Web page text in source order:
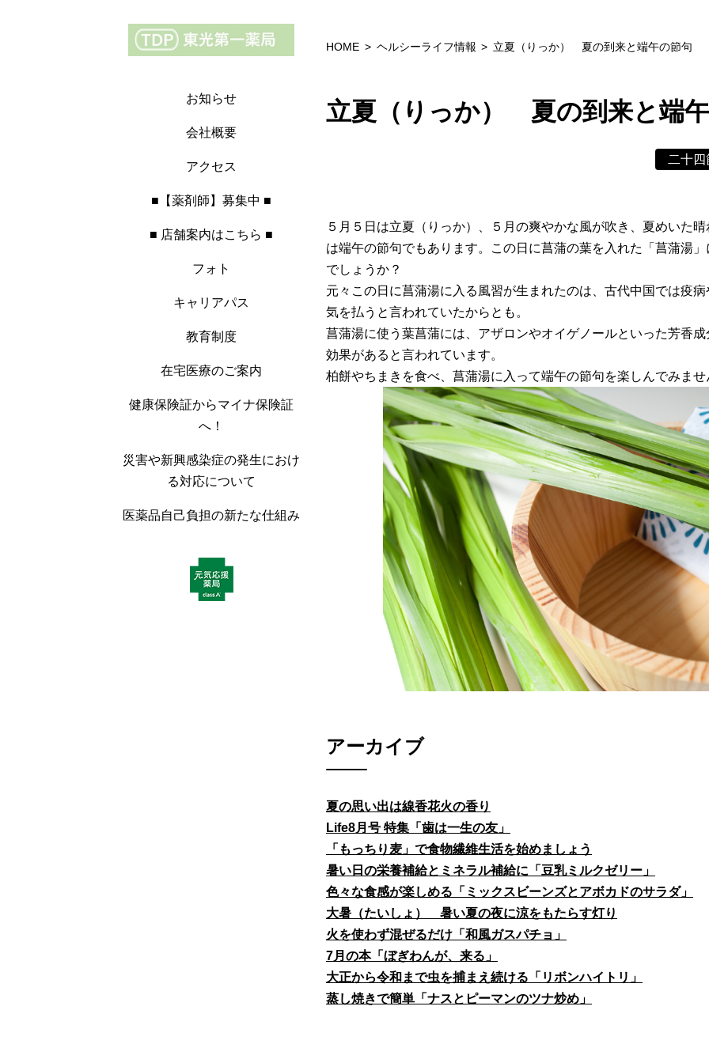
お知らせ
会社概要
アクセス
■【薬剤師】募集中 ■
■ 店舗案内はこちら ■
フォト
キャリアパス
教育制度
在宅医療のご案内
健康保険証からマイナ保険証
へ！
災害や新興感染症の発生におけ
る対応について
医薬品自己負担の新たな仕組み
HOME ヘルシーライフ情報 立夏（りっか） 夏の到来と端午の節句
立夏（りっか） 夏の到来と端
二十
５月５日は立夏（りっか）、５月の爽やかな風が吹き、夏めいた
は端午の節句でもあります。この日に菖蒲の葉を入れた「菖蒲湯
でしょうか？
元々この日に菖蒲湯に入る風習が生まれたのは、古代中国では疫
気を払うと言われていたからとも。
菖蒲湯に使う葉菖蒲には、アザロンやオイゲノールといった芳香
効果があると言われています。
柏餅やちまきを食べ、菖蒲湯に入って端午の節句を楽しんでみませ
アーカイブ
夏の思い出は線香花火の香り
Life8月号 特集「歯は一生の友」
「もっちり麦」で食物繊維生活を始めましょう
暑い日の栄養補給とミネラル補給に「豆乳ミルクゼリー」
色々な食感が楽しめる「ミックスビーンズとアボカドのサラダ」
大暑（たいしょ） 暑い夏の夜に涼をもたらす灯り
火を使わず混ぜるだけ「和風ガスパチョ」
7月の本「ぼぎわんが、来る」
大正から令和まで虫を捕まえ続ける「リボンハイトリ」
蒸し焼きで簡単「ナスとピーマンのツナ炒め」